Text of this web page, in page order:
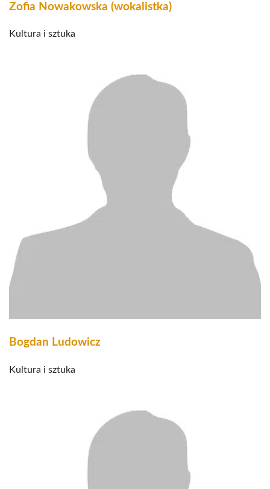
Zofia Nowakowska (wokalistka)
Kultura i sztuka
Bogdan Ludowicz
Kultura i sztuka